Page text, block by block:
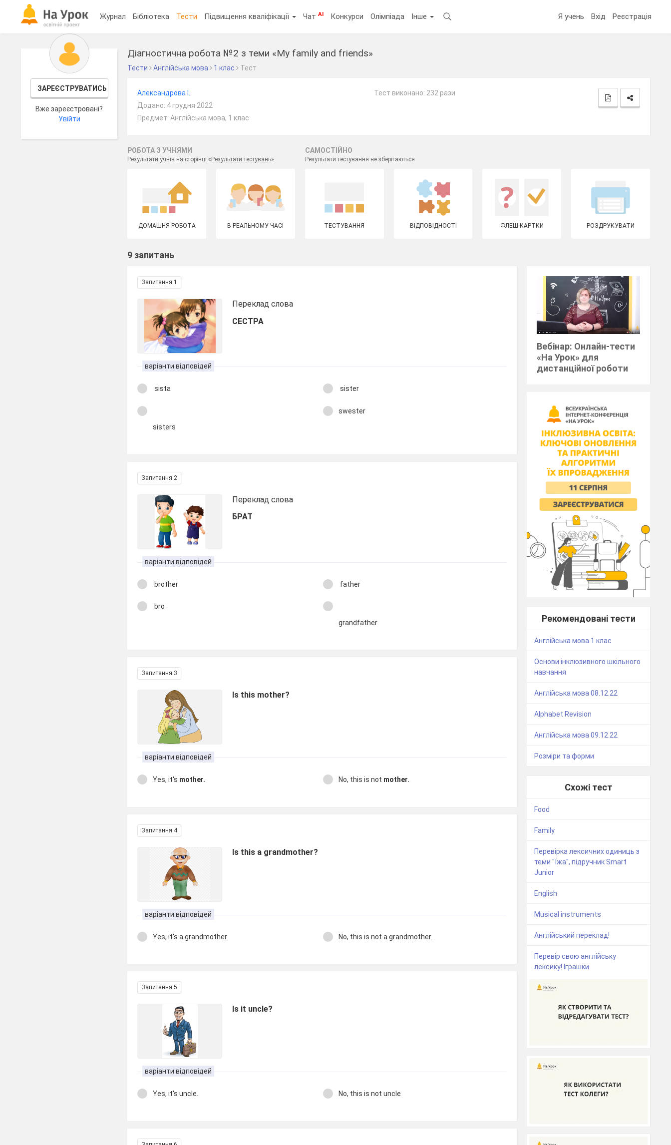
Журнал Бібліотека Тести Підвищення кваліфікації ЧатAI Конкурси Олімпіада Інше Я учень Вхід Реєстрація
ЗАРЕЄСТРУВАТИСЬ
Вже зареєстровані?
Увійти
Діагностична робота №2 з теми «My family and friends»
Тести Англійська мова 1 клас Тест
Александрова І.
Додано: 4 грудня 2022
Предмет: Англійська мова, 1 клас
Тест виконано: 232 рази
РОБОТА З УЧНЯМИ
Результати учнів на сторінці « Результати тестувань»
САМОСТІЙНО
Результати тестування не зберігаються
ДОМАШНЯ РОБОТА В РЕАЛЬНОМУ ЧАСІ ТЕСТУВАННЯ ВІДПОВІДНОСТІ ФЛЕШ-КАРТКИ РОЗДРУКУВАТИ
9 запитань
Запитання 1
Переклад слова
СЕСТРА
варіанти відповідей
sista sister
sisters
swester
Запитання 2
Переклад слова
БРАТ
варіанти відповідей
brother father
bro
grandfather
Запитання 3
Is this mother?
варіанти відповідей
Yes, it's mother. No, this is not mother.
Запитання 4
Is this a grandmother?
варіанти відповідей
Yes, it's a grandmother. No, this is not a grandmother.
Запитання 5
Is it uncle?
варіанти відповідей
Yes, it's uncle. No, this is not uncle
Вебінар: Онлайн-тести
«На Урок» для
дистанційної роботи
Рекомендовані тести
Англійська мова 1 клас
Основи інклюзивного шкільного
навчання
Англійська мова 08.12.22
Alphabet Revision
Англійська мова 09.12.22
Розміри та форми
Схожі тест
Food
Family
Перевірка лексичних одиниць з
теми "Їжа", підручник Smart
Junior
English
Musical instruments
Англійський переклад!
Перевір свою англійську
лексику! Іграшки